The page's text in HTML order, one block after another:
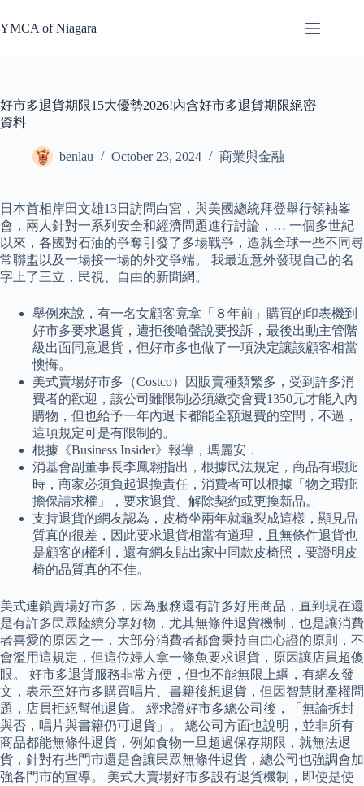
to
content
YMCA of Niagara
好市多退貨期限15大優勢2026!內含好市多退貨期限絕密
資料
benlau October 23, 2024 商業與金融
日本首相岸田文雄13日訪問白宮，與美國總統拜登舉行領袖峯
會，兩人針對一系列安全和經濟問題進行討論，… 一個多世紀
以來，各國對石油的爭奪引發了多場戰爭，造就全球一些不同尋
常聯盟以及一場接一場的外交爭端。 我最近意外發現自己的名
字上了三立，民視、自由的新聞網。
舉例來說，有一名女顧客竟拿「８年前」購買的印表機到
好市多要求退貨，遭拒後嗆聲說要投訴，最後出動主管階
級出面同意退貨，但好市多也做了一項決定讓該顧客相當
懊悔。
美式賣場好市多（Costco）因販賣種類繁多，受到許多消
費者的歡迎，該公司雖限制必須繳交會費1350元才能入內
購物，但也給予一年內退卡都能全額退費的空間，不過，
這項規定可是有限制的。
根據《Business Insider》報導，瑪麗安．
消基會副董事長李鳳翱指出，根據民法規定，商品有瑕疵
時，商家必須負起退換責任，消費者可以根據「物之瑕疵
擔保請求權」，要求退貨、解除契約或更換新品。
支持退貨的網友認為，皮椅坐兩年就龜裂成這樣，顯見品
質真的很差，因此要求退貨相當有道理，且無條件退貨也
是顧客的權利，還有網友貼出家中同款皮椅照，要證明皮
椅的品質真的不佳。
美式連鎖賣場好市多，因為服務還有許多好用商品，直到現在還
是有許多民眾陸續分享好物，尤其無條件退貨機制，也是讓消費
者喜愛的原因之一，大部分消費者都會秉持自由心證的原則，不
會濫用這規定，但這位婦人拿一條魚要求退貨，原因讓店員超傻
眼。 好市多退貨服務非常方便，但也不能無限上綱，有網友發
文，表示至好市多購買唱片、書籍後想退貨，但因智慧財產權問
題，店員拒絕幫他退貨。 經求證好市多總公司後，「無論拆封
與否，唱片與書籍仍可退貨」。 總公司方面也說明，並非所有
商品都能無條件退貨，例如食物一旦超過保存期限，就無法退
貨，針對有些門市還是會讓民眾無條件退貨，總公司也強調會加
強各門市的宣導。 美式大賣場好市多設有退貨機制，即使是使